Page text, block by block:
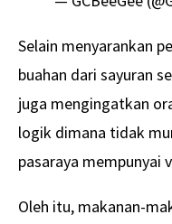
Selain menyarankan
buahan dari sayuran
juga mengingatkan
logik dimana tidak
pasaraya mempunyai
Oleh itu, makanan-